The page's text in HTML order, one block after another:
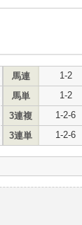
馬連 1-2
馬単 1-2
3連複 1-2-6
3連単 1-2-6